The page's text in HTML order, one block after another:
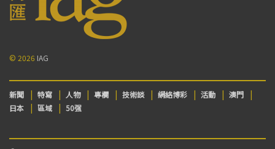
© 2026 IAG
新聞 特寫 人物 專欄 技術談 網絡博彩 活動
澳門
日本
區域 50强